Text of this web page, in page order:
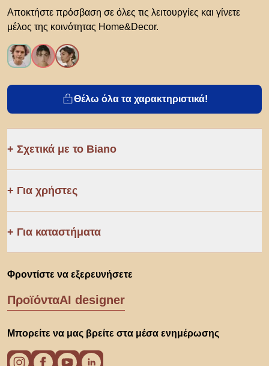
Αποκτήστε πρόσβαση σε όλες τις λειτουργίες και γίνετε
μέλος της κοινότητας Home&Decor.
Θέλω όλα τα χαρακτηριστικά!
Σχετικά με το Biano
Για χρήστες
Για καταστήματα
Φροντίστε να εξερευνήσετε
ΠροϊόνταAI designer
Μπορείτε να μας βρείτε στα μέσα ενημέρωσης